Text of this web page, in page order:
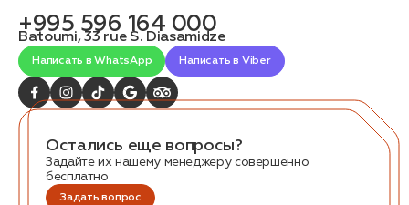
+995 596 164 000
Batoumi, 33 rue S. Diasamidze
Написать в WhatsApp Написать в Viber
Остались еще вопросы?
Задайте их нашему менеджеру совершенно
бесплатно
Задать вопрос
2. Заполните форму
Заказать трансфер